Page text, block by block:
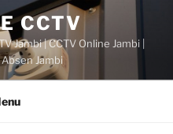
CCTV
Jambi | CCTV Online Jambi |
Jambi